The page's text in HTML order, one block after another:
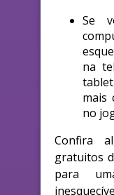
Se
na
mais
no
Confira
gratuitos
para